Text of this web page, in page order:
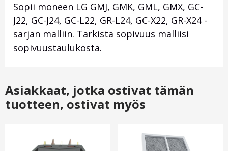
Sopii moneen LG GMJ, GMK, GML, GMX, GC-
J22, GC-J24, GC-L22, GR-L24, GC-X22, GR-X24 -
sarjan malliin. Tarkista sopivuus malliisi
sopivuustaulukosta.
Asiakkaat, jotka ostivat tämän
tuotteen, ostivat myös